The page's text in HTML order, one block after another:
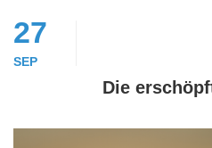
27
SEP
Die